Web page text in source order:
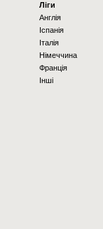
Ліги
Англія
Іспанія
Італія
Німеччина
Франція
Інші